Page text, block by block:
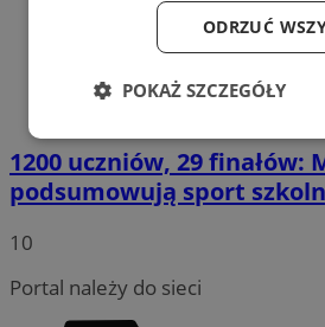
1200 uczniów, 29 finałów:
podsumowują sport
10
Portal należy do sieci
ODRZUĆ
POKAŻ SZCZEGÓŁY
Niezbędne Wydajność